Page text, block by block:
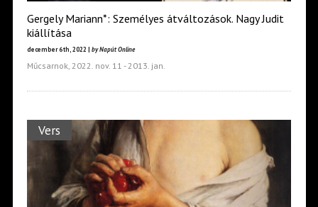
Gergely Mariann*: Személyes átváltozások­. Nagy Judit
kiállítása
december 6th, 2022 | by Napút Online
Műcsarnok, 2022. nov. 11 - 2013. jan.
Vers